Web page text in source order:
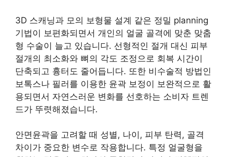
3D 스캐닝과 모의 보형물 설계 같은 정밀 planning
기법이 보편화되면서 개인의 얼굴 골격에 맞춘 맞춤
형 수술이 늘고 있습니다. 선형적인 절개 대신 피부
절개의 최소화와 뼈의 각도 조정으로 회복 시간이
단축되고 흉터도 줄어듭니다. 또한 비수술적 방법인
보톡스나 필러를 이용한 윤곽 보정이 보완적으로 활
용되면서 자연스러운 변화를 선호하는 소비자 트렌
드가 뚜렷해졌습니다.
안면윤곽을 고려할 때 성별, 나이, 피부 탄력, 골격
차이가 중요한 변수로 작용합니다. 특정 얼굴형을